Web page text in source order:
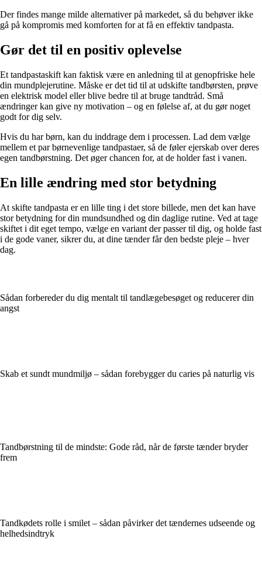
Der findes mange milde alternativer på markedet, så du behøver ikke
gå på kompromis med komforten for at få en effektiv tandpasta.
Gør det til en positiv oplevelse
Et tandpastaskift kan faktisk være en anledning til at genopfriske hele
din mundplejerutine. Måske er det tid til at udskifte tandbørsten, prøve
en elektrisk model eller blive bedre til at bruge tandtråd. Små
ændringer kan give ny motivation – og en følelse af, at du gør noget
godt for dig selv.
Hvis du har børn, kan du inddrage dem i processen. Lad dem vælge
mellem et par børnevenlige tandpastaer, så de føler ejerskab over deres
egen tandbørstning. Det øger chancen for, at de holder fast i vanen.
En lille ændring med stor betydning
At skifte tandpasta er en lille ting i det store billede, men det kan have
stor betydning for din mundsundhed og din daglige rutine. Ved at tage
skiftet i dit eget tempo, vælge en variant der passer til dig, og holde fast
i de gode vaner, sikrer du, at dine tænder får den bedste pleje – hver
dag.
Sådan forbereder du dig mentalt til tandlægebesøget og reducerer din
angst
Skab et sundt mundmiljø – sådan forebygger du caries på naturlig vis
Tandbørstning til de mindste: Gode råd, når de første tænder bryder
frem
Tandkødets rolle i smilet – sådan påvirker det tændernes udseende og
helhedsindtryk